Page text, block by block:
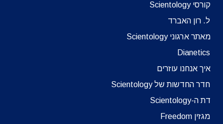
קורסי Scientology
ל. רון האברד
מאתר ארגוני Scientology
Dianetics
איך אנחנו עוזרים
חדר החדשות של Scientology
דת ה-Scientology
מגזין Freedom